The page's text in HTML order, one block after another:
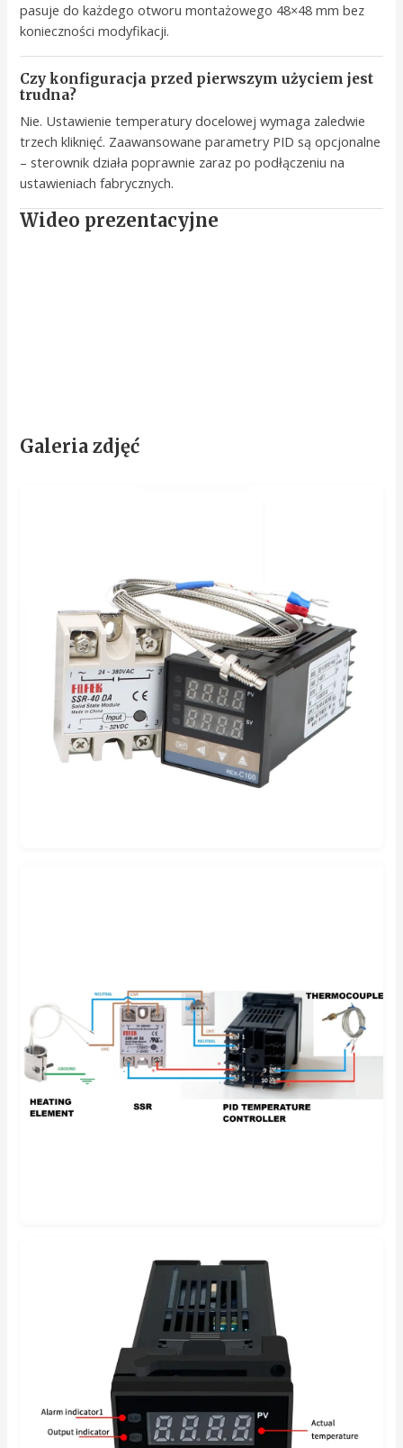
pasuje do każdego otworu montażowego 48×48 mm bez
konieczności modyfikacji.
Czy konfiguracja przed pierwszym użyciem jest
trudna?
Nie. Ustawienie temperatury docelowej wymaga zaledwie
trzech kliknięć. Zaawansowane parametry PID są opcjonalne
– sterownik działa poprawnie zaraz po podłączeniu na
ustawieniach fabrycznych.
Wideo prezentacyjne
Galeria zdjęć